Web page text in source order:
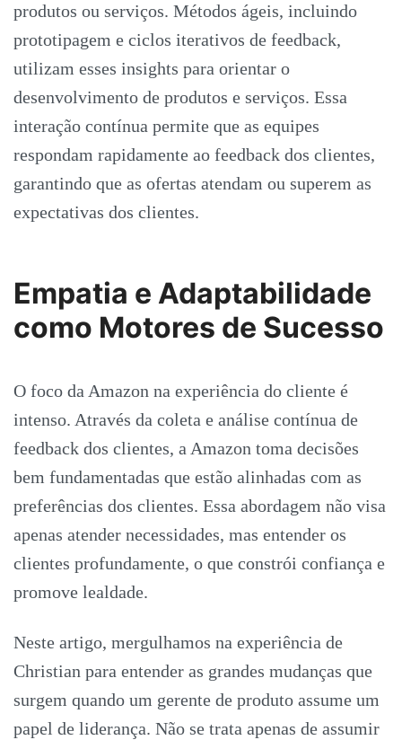
produtos ou serviços. Métodos ágeis, incluindo
prototipagem e ciclos iterativos de feedback,
utilizam esses insights para orientar o
desenvolvimento de produtos e serviços. Essa
interação contínua permite que as equipes
respondam rapidamente ao feedback dos clientes,
garantindo que as ofertas atendam ou superem as
expectativas dos clientes.
Empatia e Adaptabilidade
como Motores de Sucesso
O foco da Amazon na experiência do cliente é
intenso. Através da coleta e análise contínua de
feedback dos clientes, a Amazon toma decisões
bem fundamentadas que estão alinhadas com as
preferências dos clientes. Essa abordagem não visa
apenas atender necessidades, mas entender os
clientes profundamente, o que constrói confiança e
promove lealdade.
Neste artigo, mergulhamos na experiência de
Christian para entender as grandes mudanças que
surgem quando um gerente de produto assume um
papel de liderança. Não se trata apenas de assumir